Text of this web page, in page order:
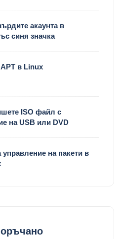
акаунта в
синя значка
в Linux
ISO файл с
на USB или DVD
управление на пакети в